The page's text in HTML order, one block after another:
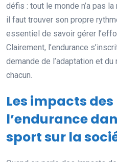
défis : tout le monde n’a pas
il faut trouver son propre
essentiel de savoir gérer
Clairement, l’endurance
demande de l’adaptation et
chacun.
Les impacts
l’endurance
sport sur la